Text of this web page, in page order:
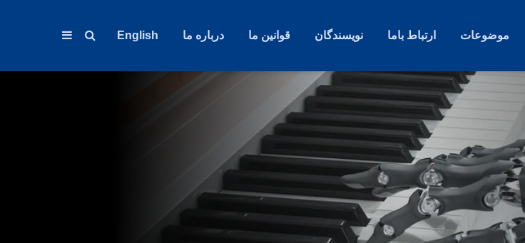
موضوعات ارتباط باما نویسندگان قوانین ما درباره ما English